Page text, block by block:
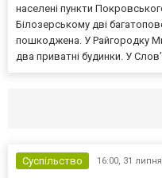
населені пункти
Білозерському дві
пошкоджена. У Райгородку
два приватні будинки. У
Суспільство 16:00, 31 липня